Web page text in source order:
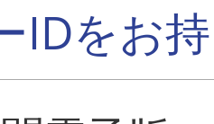
IDをお